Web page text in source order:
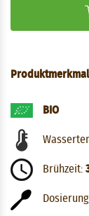
BIO
Brühzeit: